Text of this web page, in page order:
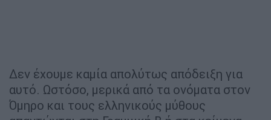
Δεν έχουμε καμία απολύτως απόδειξη για
αυτό. Ωστόσο, μερικά από τα ονόματα στον
Όμηρο και τους ελληνικούς μύθους